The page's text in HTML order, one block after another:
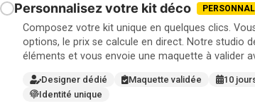
Personnalisez votre kit déco
Composez votre kit unique en quelques clics.
options, le prix se calcule en direct. Notre studio
éléments et vous envoie une maquette à valider
Designer dédié Maquette validée
10
Identité unique